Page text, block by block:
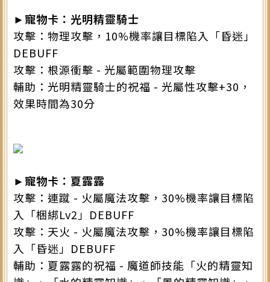
►寵物卡：光明精靈騎士
攻擊：物理攻擊，10%機率讓目標陷入「昏迷」
DEBUFF
攻擊：根源衝擊 - 光屬範圍物理攻擊
輔助：光明精靈騎士的祝福 - 光屬性攻擊+30，
效果時間為30分
►寵物卡：夏露露
攻擊：連蹴 - 火屬魔法攻擊，30%機率讓目標陷
入「梱綁Lv2」DEBUFF
攻擊：天火 - 火屬魔法攻擊，30%機率讓目標陷
入「昏迷」DEBUFF
輔助：夏露露的祝福 - 魔道師技能「火的精靈知